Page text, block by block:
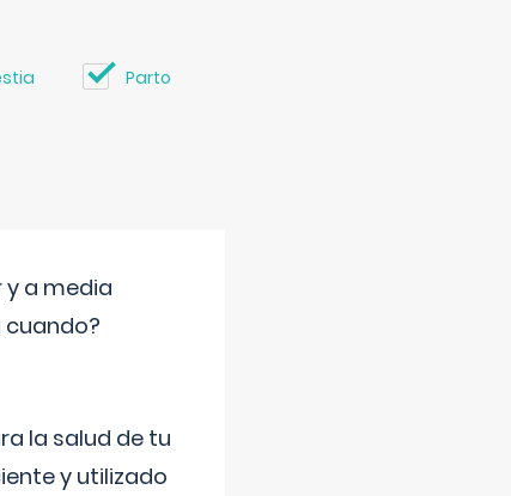
Parto
y a media
cuando?
la salud de tu
y utilizado